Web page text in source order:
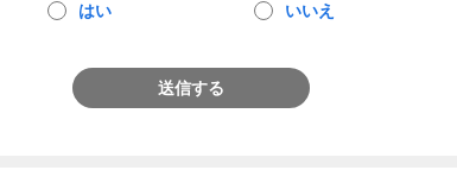
はい いいえ
送信する